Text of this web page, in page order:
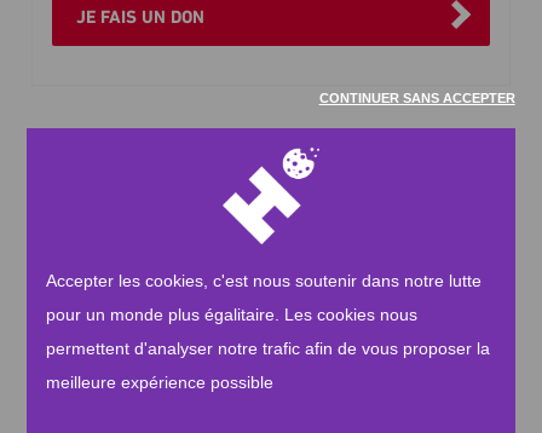
CONTINUER SANS ACCEPTER
Accepter les cookies, c'est nous soutenir dans notre lutte
pour un monde plus égalitaire. Les cookies nous
permettent d'analyser notre trafic afin de vous proposer la
meilleure expérience possible
Au cœur de notre mission humanitaire se trouvent les coûts
de gestion, essentiels au fonctionnement efficace et
transparent de notre organisation.
Les coûts de gestion, la clé de notre efficacité
En faisant un don, vous contribuez directement à notre
capacité d'avoir un impact durable. Ces fonds nous
permettent de mobiliser des ressources supplémentaires,
d'explorer de nouvelles opportunités et d'innover pour
JE FAIS UN DON